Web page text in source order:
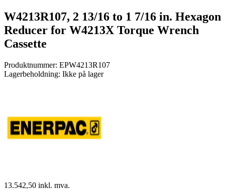
W4213R107, 2 13/16 to 1 7/16 in. Hexagon
Reducer for W4213X Torque Wrench
Cassette
Produktnummer: EPW4213R107
Lagerbeholdning: Ikke på lager
13.542,50 inkl. mva.